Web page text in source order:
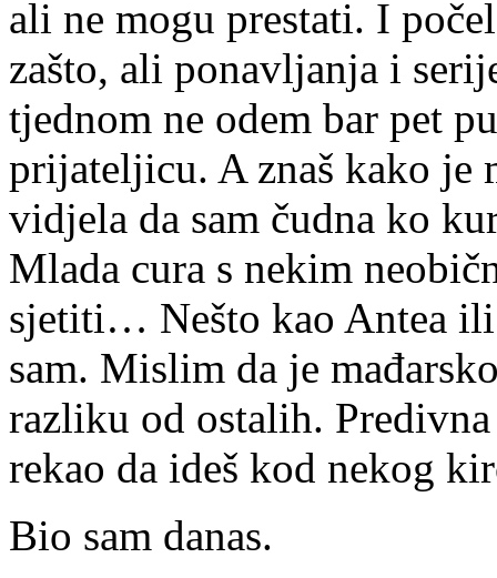
ali ne mogu prestati. I
zašto, ali ponavljanja i
tjednom ne odem bar pet
prijateljicu. A znaš kako je
vidjela da sam čudna ko
Mlada cura s nekim
sjetiti… Nešto kao Antea
sam. Mislim da je
razliku od ostalih.
rekao da ideš kod nekog
Bio sam danas.